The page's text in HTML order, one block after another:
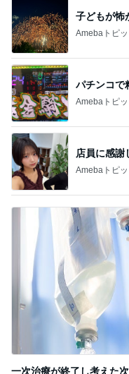
子どもが怖
Amebaトピッ
パチンコで
Amebaトピッ
店員に感謝
Amebaトピッ
一次治療が終了し考えた